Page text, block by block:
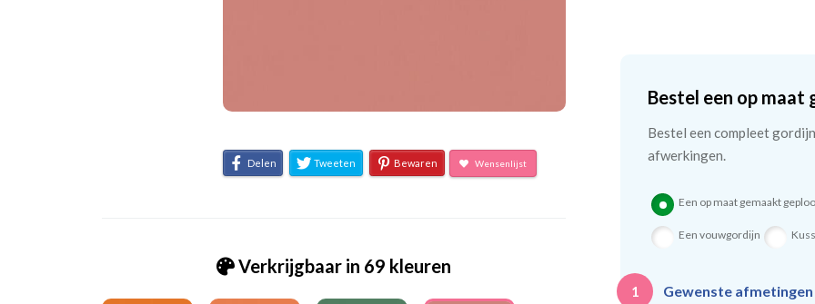
Delen Tweeten Bewaren Wensenlijst
Verkrijgbaar in 69 kleuren
Bestel een op
Bestel een compleet
afwerkingen.
Een op maat gemaakt
Een vouwgordijn
1 Gewenste afmetingen